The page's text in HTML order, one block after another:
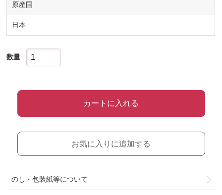
原産国
日本
数量
カートに入れる
お気に入りに追加する
のし・包装紙等について